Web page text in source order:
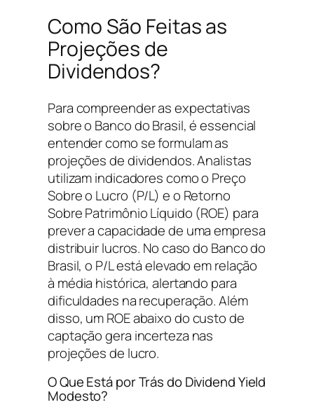
Como São Feitas as
Projeções de
Dividendos?
Para compreender as expectativas
sobre o Banco do Brasil, é essencial
entender como se formulam as
projeções de dividendos. Analistas
utilizam indicadores como o Preço
Sobre o Lucro (P/L) e o Retorno
Sobre Patrimônio Líquido (ROE) para
prever a capacidade de uma empresa
distribuir lucros. No caso do Banco do
Brasil, o P/L está elevado em relação
à média histórica, alertando para
dificuldades na recuperação. Além
disso, um ROE abaixo do custo de
captação gera incerteza nas
projeções de lucro.
O Que Está por Trás do Dividend Yield
Modesto?